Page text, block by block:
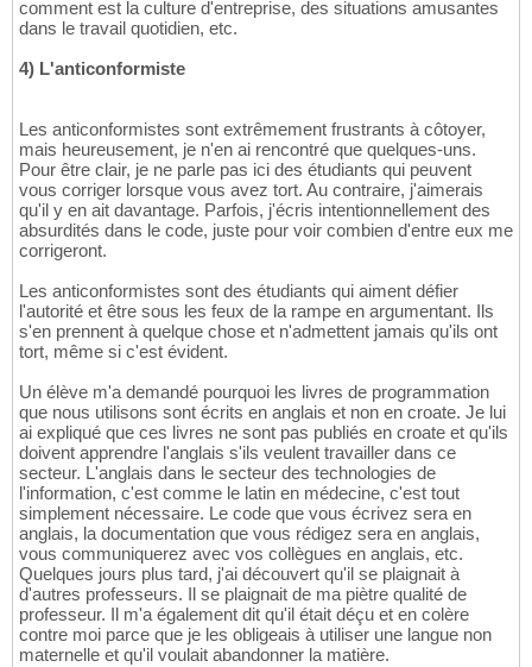
comment est la culture d'entreprise, des situations amusantes
dans le travail quotidien, etc.
4) L'anticonformiste
Les anticonformistes sont extrêmement frustrants à côtoyer,
mais heureusement, je n'en ai rencontré que quelques-uns.
Pour être clair, je ne parle pas ici des étudiants qui peuvent
vous corriger lorsque vous avez tort. Au contraire, j'aimerais
qu'il y en ait davantage. Parfois, j'écris intentionnellement des
absurdités dans le code, juste pour voir combien d'entre eux me
corrigeront.
Les anticonformistes sont des étudiants qui aiment défier
l'autorité et être sous les feux de la rampe en argumentant. Ils
s'en prennent à quelque chose et n'admettent jamais qu'ils ont
tort, même si c'est évident.
Un élève m'a demandé pourquoi les livres de programmation
que nous utilisons sont écrits en anglais et non en croate. Je lui
ai expliqué que ces livres ne sont pas publiés en croate et qu'ils
doivent apprendre l'anglais s'ils veulent travailler dans ce
secteur. L'anglais dans le secteur des technologies de
l'information, c'est comme le latin en médecine, c'est tout
simplement nécessaire. Le code que vous écrivez sera en
anglais, la documentation que vous rédigez sera en anglais,
vous communiquerez avec vos collègues en anglais, etc.
Quelques jours plus tard, j'ai découvert qu'il se plaignait à
d'autres professeurs. Il se plaignait de ma piètre qualité de
professeur. Il m'a également dit qu'il était déçu et en colère
contre moi parce que je les obligeais à utiliser une langue non
maternelle et qu'il voulait abandonner la matière.